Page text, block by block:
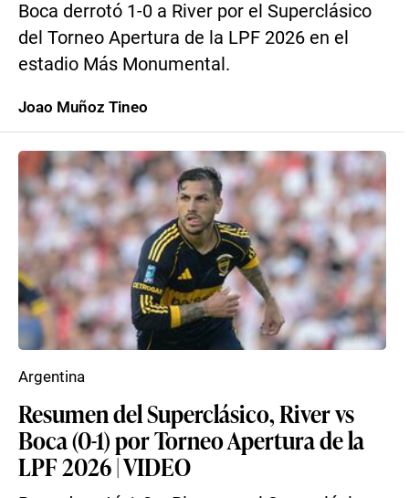
Boca derrotó 1-0 a River por el Superclásico
del Torneo Apertura de la LPF 2026 en el
estadio Más Monumental.
Joao Muñoz Tineo
Resumen del Superclásico, River vs
Boca (0-1) por Torneo Apertura de la
LPF 2026 | VIDEO
Argentina